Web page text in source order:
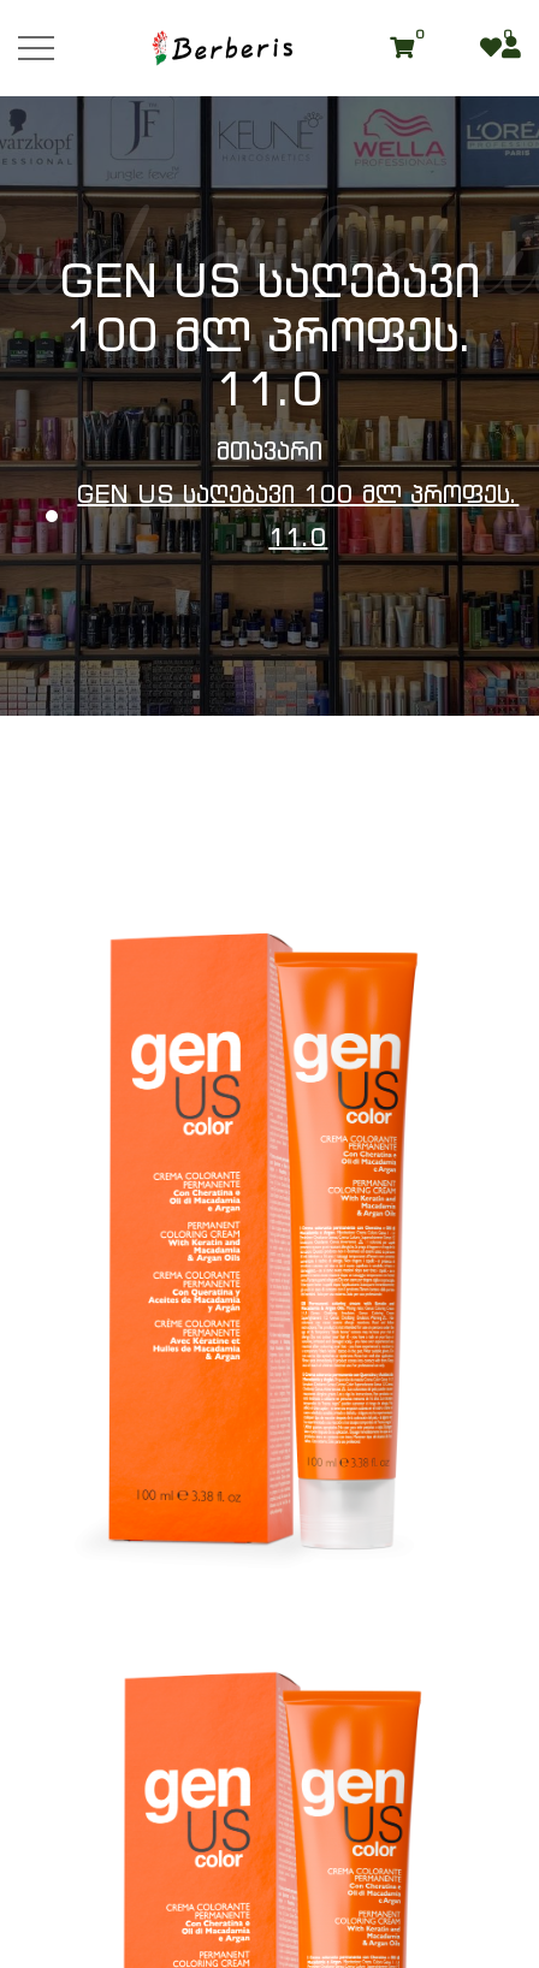
0 0
GEN US Საღებავი
100 Მლ Პროფეს.
11.0
Მთავარი
GEN US Საღებავი 100 Მლ Პროფეს.
11.0